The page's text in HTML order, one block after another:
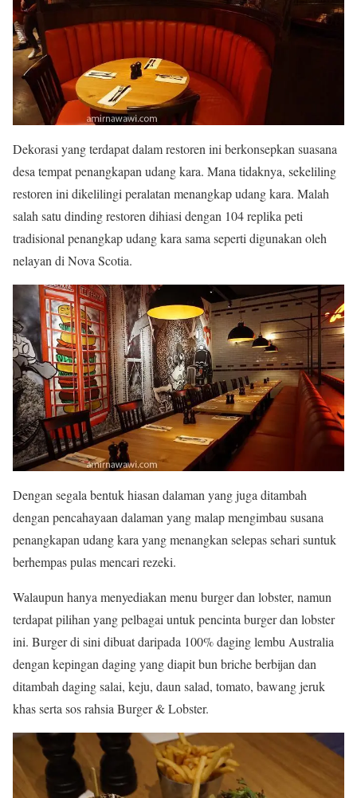
Dekorasi yang terdapat dalam restoren ini berkonsepkan suasana
desa tempat penangkapan udang kara. Mana tidaknya, sekeliling
restoren ini dikelilingi peralatan menangkap udang kara. Malah
salah satu dinding restoren dihiasi dengan 104 replika peti
tradisional penangkap udang kara sama seperti digunakan oleh
nelayan di Nova Scotia.
Dengan segala bentuk hiasan dalaman yang juga ditambah
dengan pencahayaan dalaman yang malap mengimbau susana
penangkapan udang kara yang menangkan selepas sehari suntuk
berhempas pulas mencari rezeki.
Walaupun hanya menyediakan menu burger dan lobster, namun
terdapat pilihan yang pelbagai untuk pencinta burger dan lobster
ini. Burger di sini dibuat daripada 100% daging lembu Australia
dengan kepingan daging yang diapit bun briche berbijan dan
ditambah daging salai, keju, daun salad, tomato, bawang jeruk
khas serta sos rahsia Burger & Lobster.